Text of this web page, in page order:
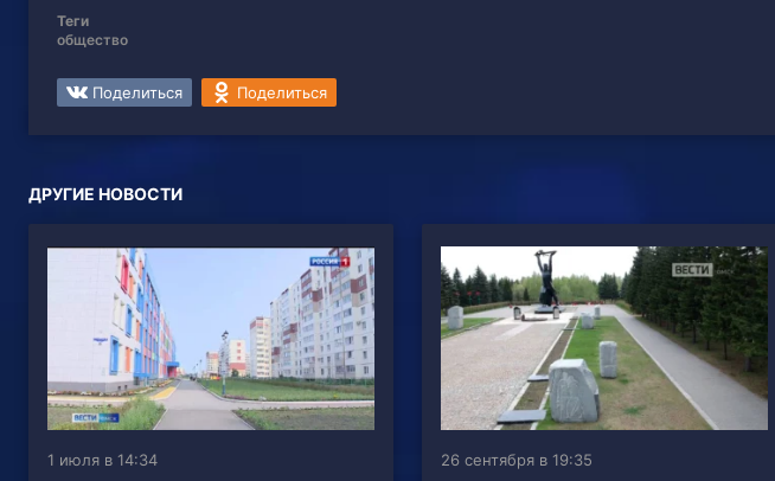
Теги
общество
Поделиться Поделиться
ДРУГИЕ НОВОСТИ
1 июля в 14:34 26 сентября в 19:35